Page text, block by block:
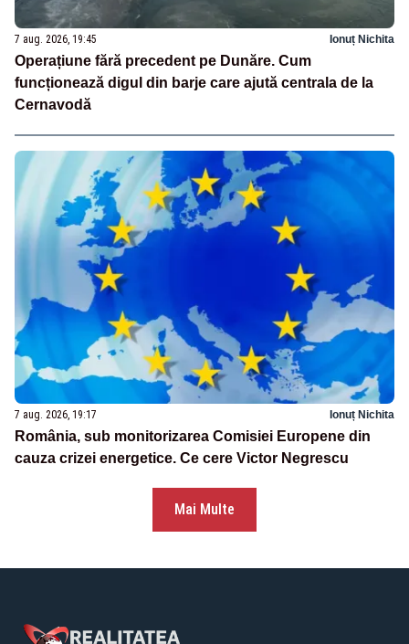
7 aug. 2026, 19:45 Ionuț Nichita
Operațiune fără precedent pe Dunăre. Cum
funcționează digul din barje care ajută centrala de la
Cernavodă
7 aug. 2026, 19:17 Ionuț Nichita
România, sub monitorizarea Comisiei Europene din
cauza crizei energetice. Ce cere Victor Negrescu
Mai Multe